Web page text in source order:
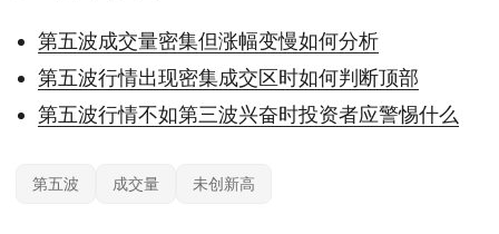
第五波成交量密集但涨幅变慢如何分析
第五波行情出现密集成交区时如何判断顶部
第五波行情不如第三波兴奋时投资者应警惕什么
第五波 成交量 未创新高